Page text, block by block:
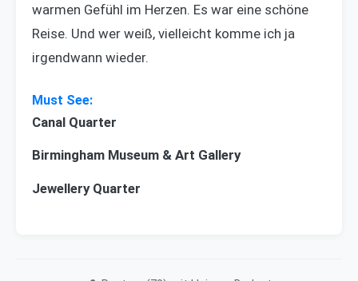
warmen Gefühl im Herzen. Es war eine schöne
Reise. Und wer weiß, vielleicht komme ich ja
irgendwann wieder.
Canal Quarter
Birmingham Museum & Art Gallery
Jewellery Quarter